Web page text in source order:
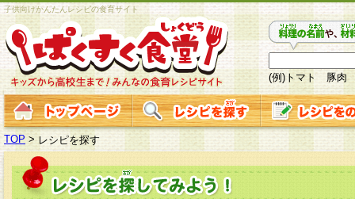
子供向けかんたんレシピの食育サイト
(例)トマト 豚肉
TOP > レシピを探す